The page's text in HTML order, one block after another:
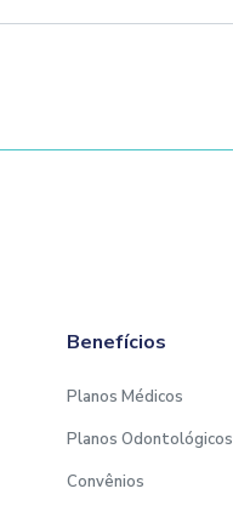
Benefícios
Planos Médicos
Planos Odontológicos
Convênios